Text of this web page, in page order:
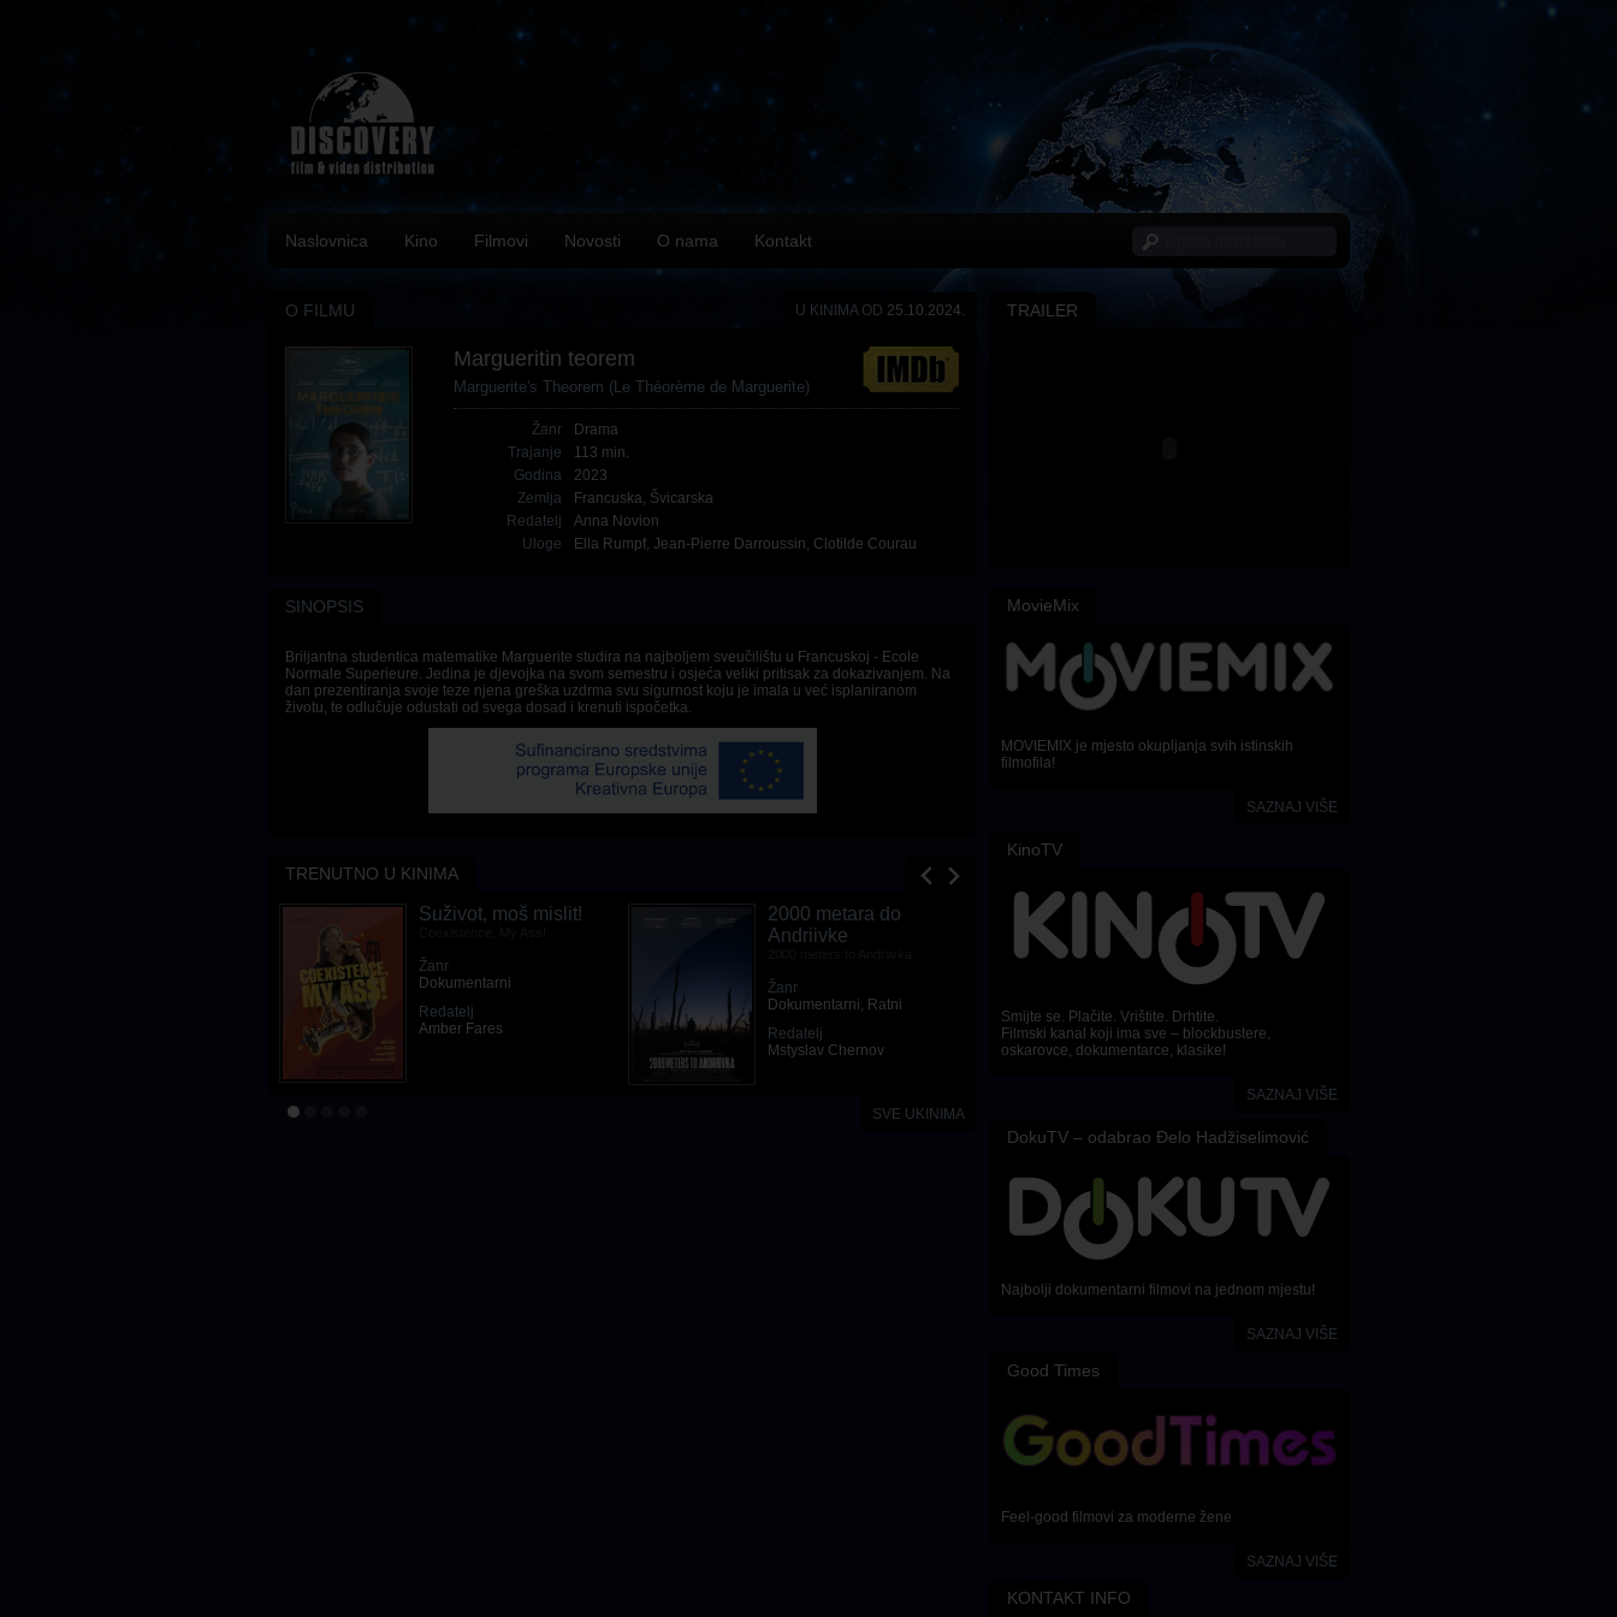
Naslovnica Kino Filmovi Novosti O nama Kontakt
O FILMU U KINIMA OD 25.10.2024.
Margueritin teorem
Marguerite's Theorem (Le Théorème de Marguerite)
Žanr
Drama
Trajanje
113 min.
Godina
2023
Zemlja
Francuska, Švicarska
Redatelj
Anna Novion
Uloge
Ella Rumpf, Jean-Pierre Darroussin, Clotilde Courau
SINOPSIS
Briljantna studentica matematike Marguerite studira na najboljem sveučilištu u Francuskoj - Ecole
Normale Superieure. Jedina je djevojka na svom semestru i osjeća veliki pritisak za dokazivanjem. Na
dan prezentiranja svoje teze njena greška uzdrma svu sigurnost koju je imala u već isplaniranom
životu, te odlučuje odustati od svega dosad i krenuti ispočetka.
TRENUTNO U KINIMA
Suživot, moš mislit!
Žanr
Dokumentarni
Redatelj
Amber Fares
2000 metara do
Andriivke
Žanr
Dokumentarni, Ratni
Redatelj
Mstyslav Chernov
Lomeći prepreke
Cutting through rocks
Dokumentarni,Biografski
Redatelj
Mohammadreza Eyni,Sara
Khaki
SVE UKINIMA
TRAILER
MovieMix
MOVIEMIX je mjesto okupljanja svih istinskih
filmofila!
SAZNAJ VIŠE
KinoTV
Smijte se. Plačite. Vrištite. Drhtite.
Filmski kanal koji ima sve – blockbustere,
oskarovce, dokumentarce, klasike!
SAZNAJ VIŠE
DokuTV – odabrao Đelo Hadžiselimović
Najbolji dokumentarni filmovi na jednom mjestu!
SAZNAJ VIŠE
Good Times
Feel-good filmovi za moderne žene
SAZNAJ VIŠE
KONTAKT INFO